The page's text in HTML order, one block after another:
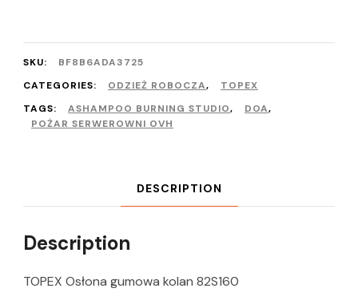
SKU:
BF8B6ADA3725
CATEGORIES:
ODZIEŻ ROBOCZA,
TOPEX
TAGS:
ASHAMPOO BURNING STUDIO, DOA,
POŻAR SERWEROWNI OVH
DESCRIPTION
Description
TOPEX Osłona gumowa kolan 82S160